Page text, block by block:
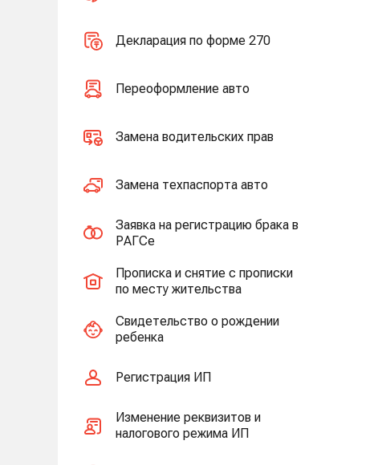
Декларация по форме 270
Переоформление авто
Замена водительских прав
Замена техпаспорта авто
Заявка на регистрацию брака в
РАГСе
Прописка и снятие с прописки
по месту жительства
Свидетельство о рождении
ребенка
Регистрация ИП
Изменение реквизитов и
налогового режима ИП